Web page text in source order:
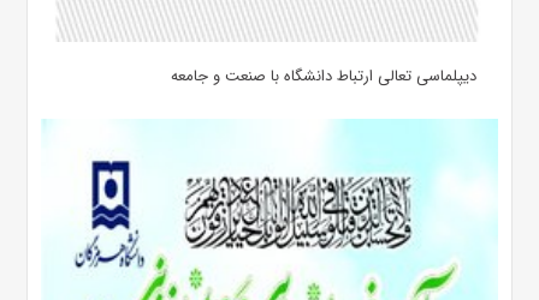
دیپلماسی تعالی ارتباط دانشگاه با صنعت و جامعه